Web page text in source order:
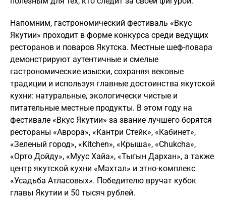
Напомним, гастрономический фестиваль «Вкус
Якутии» проходит в форме конкурса среди ведущих
ресторанов и поваров Якутска. Местные шеф-повара
демонстрируют аутентичные и смелые
гастрономические изыски, сохраняя вековые
традиции и используя главные достоинства якутской
кухни: натуральные, экологически чистые и
питательные местные продукты. В этом году на
фестивале «Вкус Якутии» за звание лучшего борятся
рестораны «Аврора», «Кантри Стейк», «Кабинет»,
«Зеленый город», «Kitchen», «Крыша», «Chukcha»,
«Орто Дойду», «Муус Хайа», «Тыгын Дархан», а также
центр якутской кухни «Махтал» и этно-комплекс
«Усадьба Атласовых». Победителю вручат кубок
главы Якутии и 50 тысяч рублей.